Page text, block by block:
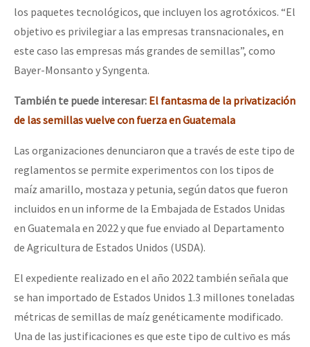
los paquetes tecnológicos, que incluyen los agrotóxicos. “El
objetivo es privilegiar a las empresas transnacionales, en
este caso las empresas más grandes de semillas”, como
Bayer-Monsanto y Syngenta.
También te puede interesar: El fantasma de la privatización
de las semillas vuelve con fuerza en Guatemala
Las organizaciones denunciaron que a través de este tipo de
reglamentos se permite experimentos con los tipos de
maíz amarillo, mostaza y petunia, según datos que fueron
incluidos en un informe de la Embajada de Estados Unidas
en Guatemala en 2022 y que fue enviado al Departamento
de Agricultura de Estados Unidos (USDA).
El expediente realizado en el año 2022 también señala que
se han importado de Estados Unidos 1.3 millones toneladas
métricas de semillas de maíz genéticamente modificado.
Una de las justificaciones es que este tipo de cultivo es más